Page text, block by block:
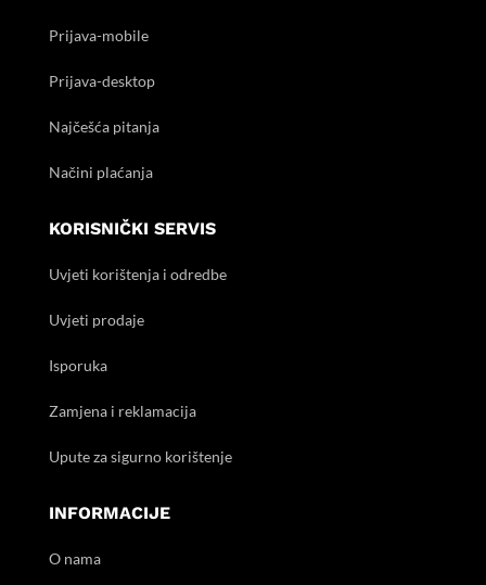
Prijava-mobile
Prijava-desktop
Najčešća pitanja
Načini plaćanja
KORISNIČKI SERVIS
Uvjeti korištenja i odredbe
Uvjeti prodaje
Isporuka
Zamjena i reklamacija
Upute za sigurno korištenje
INFORMACIJE
O nama